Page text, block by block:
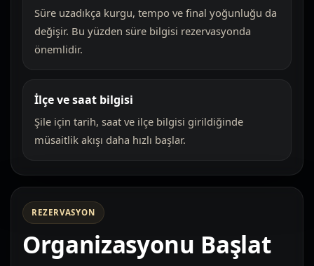
Süre uzadıkça kurgu, tempo ve final yoğunluğu da
değişir. Bu yüzden süre bilgisi rezervasyonda
önemlidir.
İlçe ve saat bilgisi
Şile için tarih, saat ve ilçe bilgisi girildiğinde
müsaitlik akışı daha hızlı başlar.
REZERVASYON
Organizasyonu Başlat